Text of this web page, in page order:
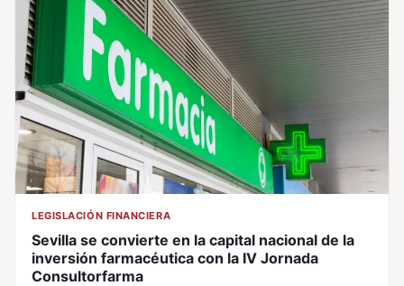
LEGISLACIÓN FINANCIERA
Sevilla se convierte en la capital nacional de la
inversión farmacéutica con la IV Jornada
Consultorfarma